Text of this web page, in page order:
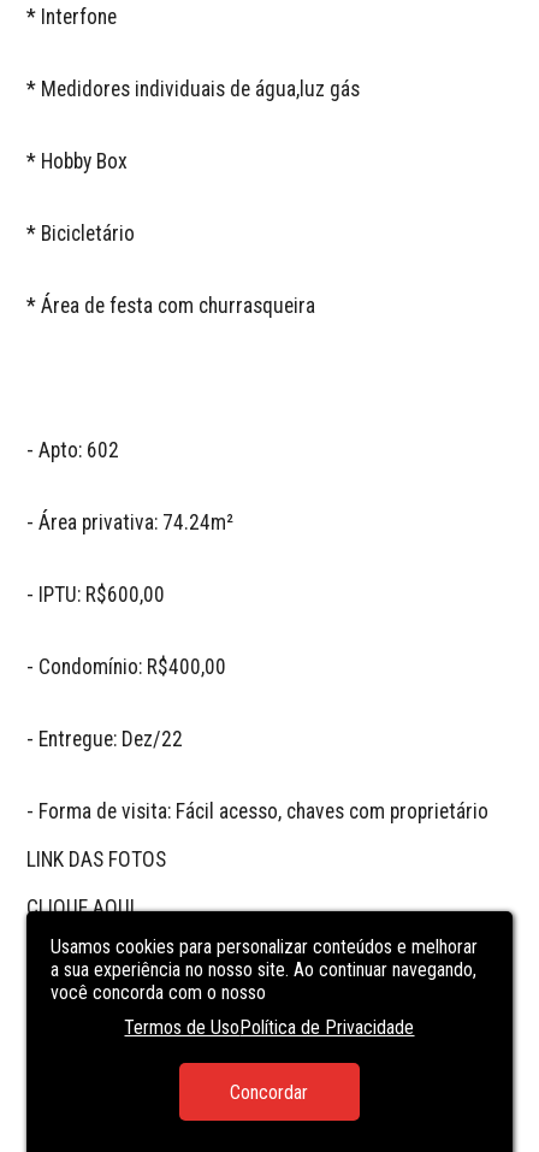
* Interfone
* Medidores individuais de água,luz gás
* Hobby Box
* Bicicletário
* Área de festa com churrasqueira
- Apto: 602
- Área privativa: 74.24m²
- IPTU: R$600,00
- Condomínio: R$400,00
- Entregue: Dez/22
- Forma de visita: Fácil acesso, chaves com proprietário
LINK DAS FOTOS
CLIQUE AQUI
CARACTERÍSTICASDA UNIDADE
Usamos cookies para personalizar conteúdos e melhorar
a sua experiência no nosso site. Ao continuar navegando,
você concorda com o nosso
Termos de UsoPolítica de Privacidade
Concordar